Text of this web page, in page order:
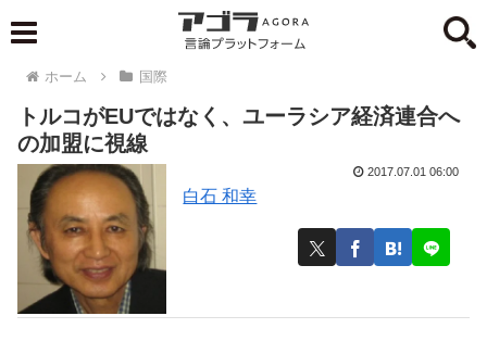
ホーム 国際
トルコがEUではなく、ユーラシア経済連合へ
の加盟に視線
白石 和幸
2017.07.01 06:00